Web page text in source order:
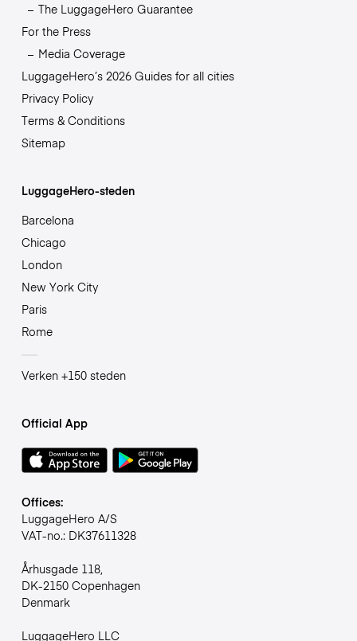
The LuggageHero Guarantee
For the Press
Media Coverage
LuggageHero’s 2026 Guides for all cities
Privacy Policy
Terms & Conditions
Sitemap
LuggageHero-steden
Barcelona
Chicago
London
New York City
Paris
Rome
Verken +150 steden
Official App
Offices:
LuggageHero A/S
VAT-no.: DK37611328
Århusgade 118,
DK-2150 Copenhagen
Denmark
LuggageHero LLC